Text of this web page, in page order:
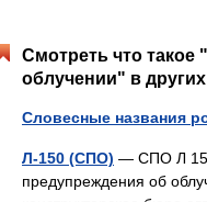
Смотреть что такое
облучении" в
Словесные названия
Л-150 (СПО) — СПО Л
предупреждения об